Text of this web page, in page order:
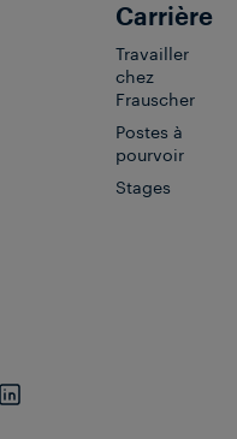
Carrière
Travailler
chez
Frauscher
Postes à
pourvoir
Stages